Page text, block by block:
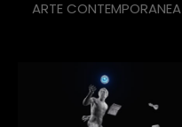
ARTE CONTEMPORANEA